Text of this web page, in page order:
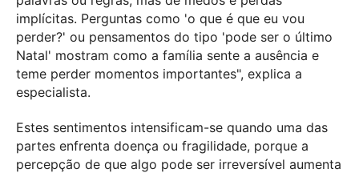
implícitas. Perguntas como 'o que é que eu vou
perder?' ou pensamentos do tipo 'pode ser o último
Natal' mostram como a família sente a ausência e
teme perder momentos importantes", explica a
especialista.
Estes sentimentos intensificam-se quando uma das
partes enfrenta doença ou fragilidade, porque a
percepção de que algo pode ser irreversível aumenta